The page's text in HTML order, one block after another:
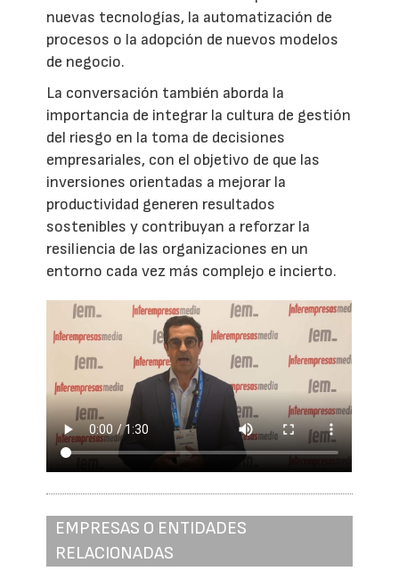
nuevas tecnologías, la automatización de
procesos o la adopción de nuevos modelos
de negocio.
La conversación también aborda la
importancia de integrar la cultura de gestión
del riesgo en la toma de decisiones
empresariales, con el objetivo de que las
inversiones orientadas a mejorar la
productividad generen resultados
sostenibles y contribuyan a reforzar la
resiliencia de las organizaciones en un
entorno cada vez más complejo e incierto.
EMPRESAS O ENTIDADES
RELACIONADAS